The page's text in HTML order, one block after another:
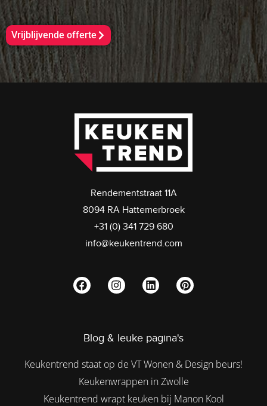
Vrijblijvende offerte
Rendementstraat 11A
8094 RA Hattemerbroek
+31 (0) 341 729 680
info@keukentrend.com
Blog & leuke pagina's
Keukentrend staat op de VT Wonen & Design beurs!
Keukenwrappen in Zwolle
Keukentrend wrapt keuken bij Manon Kool